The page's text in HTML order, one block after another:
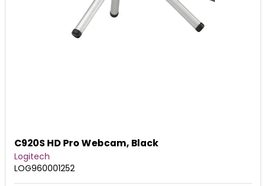
C920S HD Pro Webcam, Black
Logitech
LOG960001252